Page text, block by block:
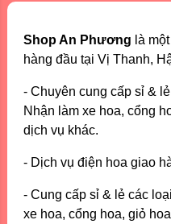
Shop An Phương là
hàng đầu tại Vị Thanh,
- Chuyên cung cấp sỉ &
Nhận làm xe hoa, cổng
dịch vụ khác.
- Dịch vụ điện hoa giao
- Cung cấp sỉ & lẻ các
xe hoa, cổng hoa, giỏ